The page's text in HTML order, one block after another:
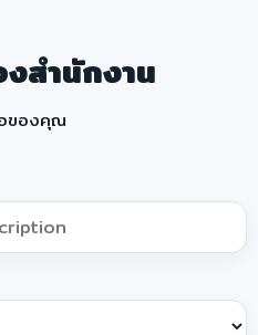
สำนักงาน
ของคุณ